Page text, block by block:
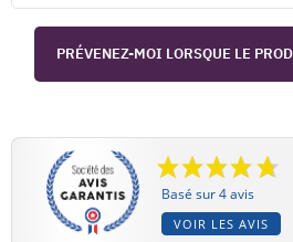
PRÉVENEZ-MOI LORSQUE LE
Basé sur 4 avis
VOIR LES AVIS